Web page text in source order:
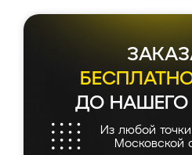
ДО
Из любой
Московской